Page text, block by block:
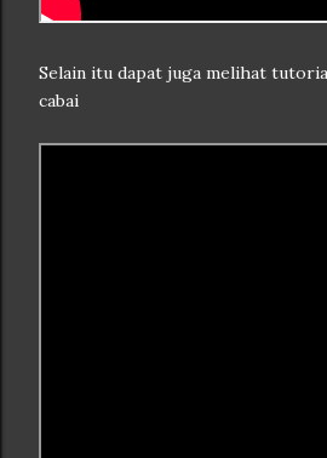
Selain itu dapat juga melihat
cabai